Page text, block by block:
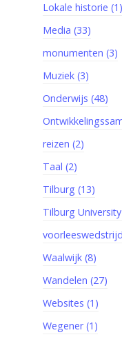
Lokale historie (1)
Media (33)
monumenten (3)
Muziek (3)
Onderwijs (48)
reizen (2)
Taal (2)
Tilburg (13)
Tilburg
Waalwijk (8)
Wandelen (27)
Websites (1)
Wegener (1)